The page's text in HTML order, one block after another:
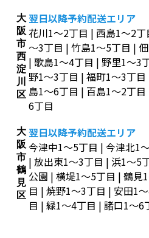
大
阪
市
西
淀
川
区
翌日以降予約配送エリア
花川1～2丁目 | 西島1～2
～3丁目 | 竹島1～5丁目 |
| 歌島1～4丁目 | 野里1～3
野1～3丁目 | 福町1～3丁
島1～6丁目 | 百島1～2丁
6丁目
大
阪
市
鶴
見
区
翌日以降予約配送エリア
今津中1～5丁目 | 今津北1
| 放出東1～3丁目 | 浜1～5
公園 | 横堤1～5丁目 | 鶴見
目 | 焼野1～3丁目 | 安田1
目 | 緑1～4丁目 | 諸口1～6